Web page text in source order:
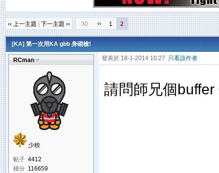
‹‹ 上一主題 下一主題 ›› 30 ‹‹ 1 2
[KA] 第一次用KA gbb 身砌槍!
RCman
少校
帖子 4412
積分 116659
發表於 18-1-2014 10:27 只看該作者
請問師兄個